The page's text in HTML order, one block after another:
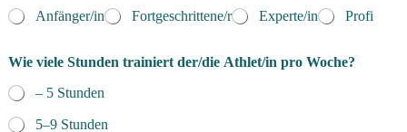
Anfänger/in
Fortgeschrittene/r Experte/in Profi
Wie viele Stunden trainiert der/die Athlet/in pro Woche?
– 5 Stunden
5–9 Stunden